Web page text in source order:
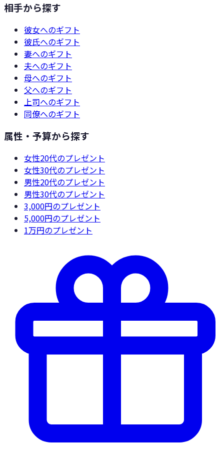
相手から探す
彼女へのギフト
彼氏へのギフト
妻へのギフト
夫へのギフト
母へのギフト
父へのギフト
上司へのギフト
同僚へのギフト
属性・予算から探す
女性20代のプレゼント
女性30代のプレゼント
男性20代のプレゼント
男性30代のプレゼント
3,000円のプレゼント
5,000円のプレゼント
1万円のプレゼント